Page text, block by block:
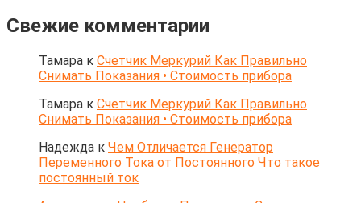
Свежие комментарии
Тамара к Счетчик Меркурий Как Правильно
Снимать Показания • Стоимость прибора
Тамара к Счетчик Меркурий Как Правильно
Снимать Показания • Стоимость прибора
Надежда к Чем Отличается Генератор
Переменного Тока от Постоянного Что такое
постоянный ток